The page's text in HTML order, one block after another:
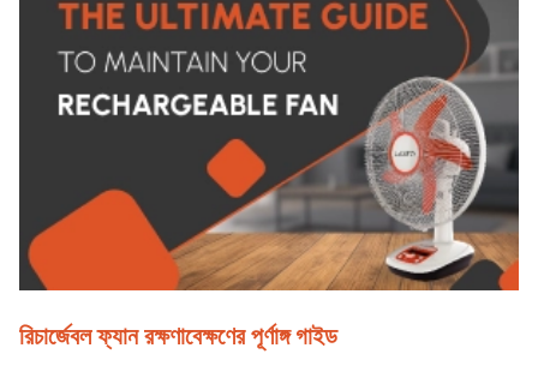
রিচার্জেবল ফ্যান রক্ষণাবেক্ষণের পূর্ণাঙ্গ গাইড